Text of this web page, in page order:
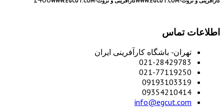
اطلاعات تماس
تهران- باشگاه کارآفرینی ایران
021-28429783
021-77119250
09193103319
09354210414
info@egcut.com